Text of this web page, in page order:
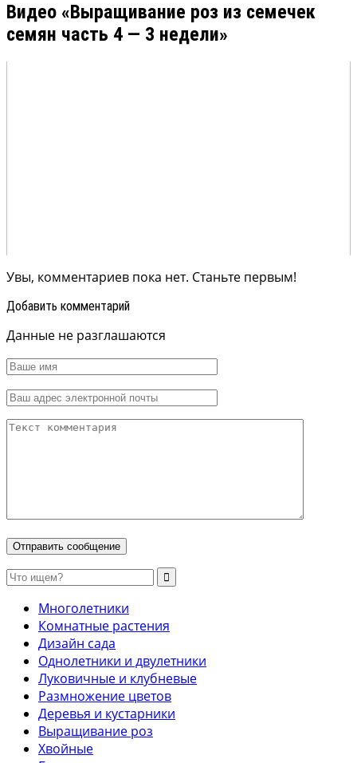
Видео «Выращивание роз из семечек
семян часть 4 — 3 недели»
Увы, комментариев пока нет. Станьте первым!
Добавить комментарий
Данные не разглашаются
Многолетники
Комнатные растения
Дизайн сада
Однолетники и двулетники
Луковичные и клубневые
Размножение цветов
Деревья и кустарники
Выращивание роз
Хвойные